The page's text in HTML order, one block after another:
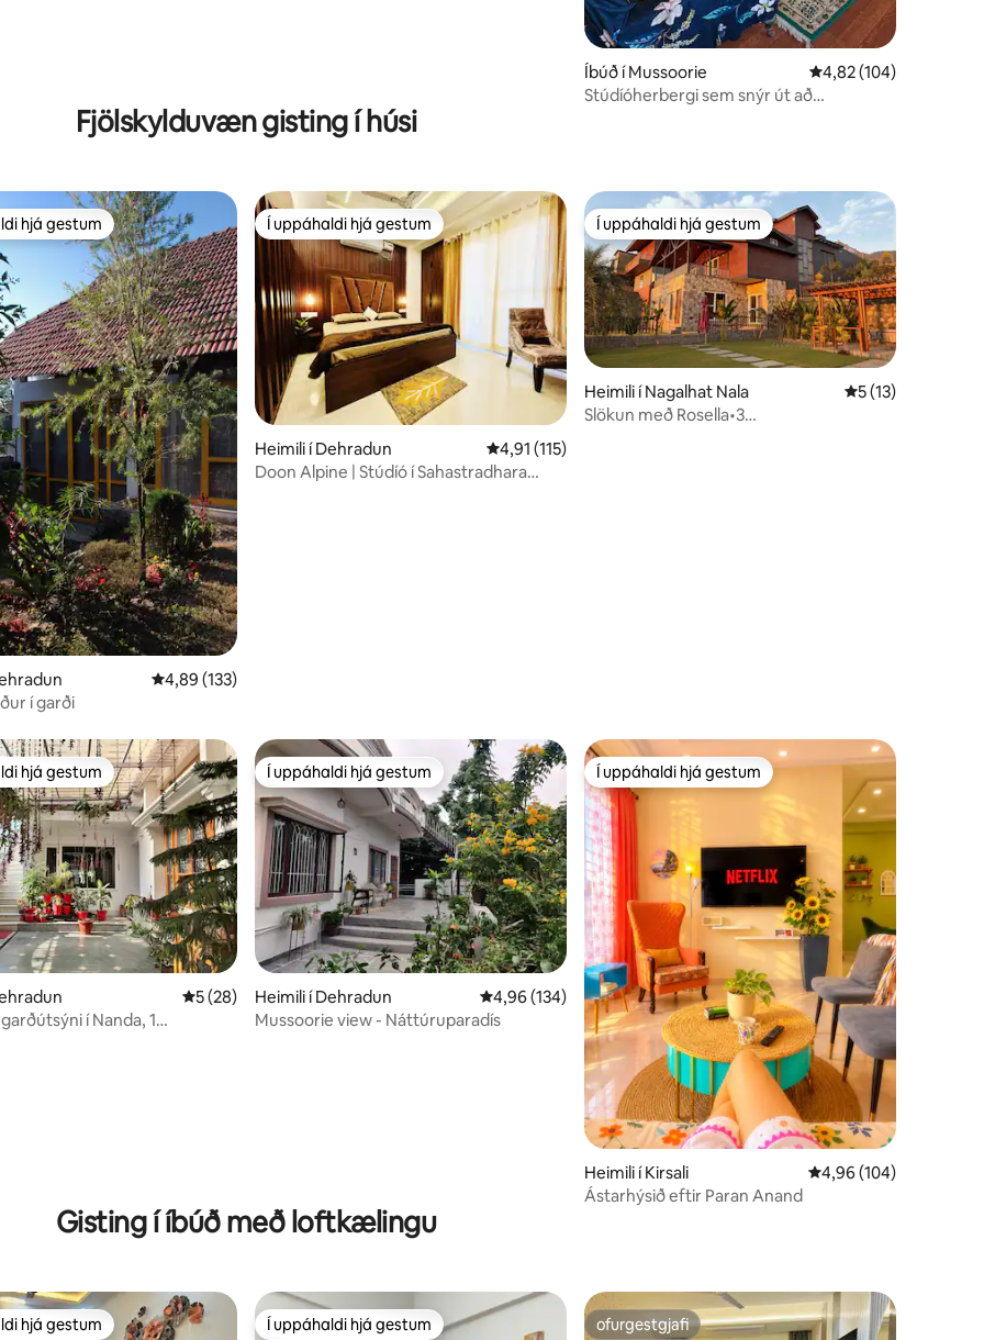
Íbúð í Mussoorie 4,82 af 5 í
4,82 (104)
Stúdíóherbergi sem snýr út að
Fjölskylduvæn gisting í húsi
167 umsagnir
hjá gestum
hjá gestum
4,89 af 5 í meðaleinkunn, 133 umsagnir
4,89 (133)
í garði
Í uppáhaldi hjá gestum
Í uppáhaldi hjá gestum
Heimili í Dehradun 4,91 af 5 í meðaleinkunn, 115 umsagnir
4,91 (115)
Doon Alpine | Stúdíó í Sahastradhara
Í uppáhaldi hjá gestum
Í uppáhaldi hjá gestum
Heimili í Nagalhat Nala 5 af 5 í
5 (13)
Slökun með Rosella•3
umsagnir
hjá gestum
hjá gestum
5 af 5 í meðaleinkunn, 28 umsagnir
5 (28)
í Nanda, 1
Í uppáhaldi hjá gestum
Í uppáhaldi hjá gestum
Heimili í Dehradun 4,96 af 5 í meðaleinkunn, 134 umsagnir
4,96 (134)
Mussoorie view - Náttúruparadís
Í uppáhaldi hjá gestum
Í uppáhaldi hjá gestum
Heimili í Kirsali 4,96 af 5 í
4,96 (104)
Ástarhýsið eftir Paran Anand
Gisting í íbúð með loftkælingu
hjá gestum
hjá gestum Í uppáhaldi hjá gestum
Í uppáhaldi hjá gestum ofurgestgjafi
ofurgestgjafi